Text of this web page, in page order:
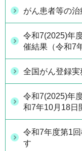
がん患者等の
令和7(2025)年
催結果（令和7
全国がん登録実
令和7(2025)年
和7年10月18日
令和7年度第1
す